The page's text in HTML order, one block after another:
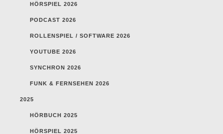
HÖRSPIEL 2026
PODCAST 2026
ROLLENSPIEL / SOFTWARE 2026
YOUTUBE 2026
SYNCHRON 2026
FUNK & FERNSEHEN 2026
2025
HÖRBUCH 2025
HÖRSPIEL 2025